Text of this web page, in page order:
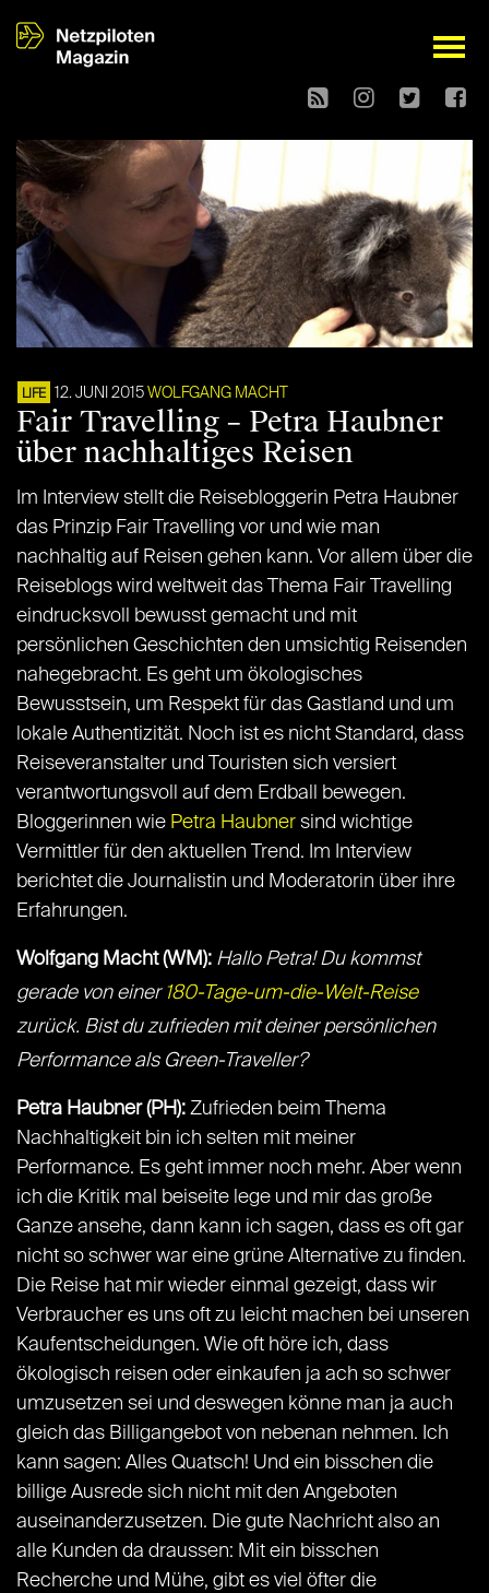
open
LIFE 12. JUNI 2015 WOLFGANG MACHT
Fair Travelling – Petra Haubner
über nachhaltiges Reisen
Im Interview stellt die Reisebloggerin Petra Haubner
das Prinzip Fair Travelling vor und wie man
nachhaltig auf Reisen gehen kann. Vor allem über die
Reiseblogs wird weltweit das Thema Fair Travelling
eindrucksvoll bewusst gemacht und mit
persönlichen Geschichten den umsichtig Reisenden
nahegebracht. Es geht um ökologisches
Bewusstsein, um Respekt für das Gastland und um
lokale Authentizität. Noch ist es nicht Standard, dass
Reiseveranstalter und Touristen sich versiert
verantwortungsvoll auf dem Erdball bewegen.
Bloggerinnen wie Petra Haubner sind wichtige
Vermittler für den aktuellen Trend. Im Interview
berichtet die Journalistin und Moderatorin über ihre
Erfahrungen.
Wolfgang Macht (WM): Hallo Petra! Du kommst
gerade von einer 180-Tage-um-die-Welt-Reise
zurück. Bist du zufrieden mit deiner persönlichen
Performance als Green-Traveller?
Petra Haubner (PH): Zufrieden beim Thema
Nachhaltigkeit bin ich selten mit meiner
Performance. Es geht immer noch mehr. Aber wenn
ich die Kritik mal beiseite lege und mir das große
Ganze ansehe, dann kann ich sagen, dass es oft gar
nicht so schwer war eine grüne Alternative zu finden.
Die Reise hat mir wieder einmal gezeigt, dass wir
Verbraucher es uns oft zu leicht machen bei unseren
Kaufentscheidungen. Wie oft höre ich, dass
ökologisch reisen oder einkaufen ja ach so schwer
umzusetzen sei und deswegen könne man ja auch
gleich das Billigangebot von nebenan nehmen. Ich
kann sagen: Alles Quatsch! Und ein bisschen die
billige Ausrede sich nicht mit den Angeboten
auseinanderzusetzen. Die gute Nachricht also an
alle Kunden da draussen: Mit ein bisschen
Recherche und Mühe, gibt es viel öfter die